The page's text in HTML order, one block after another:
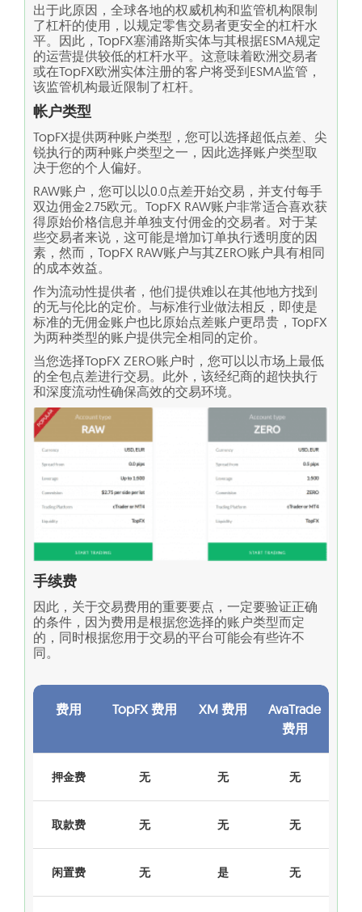
出于此原因，全球各地的权威机构和监管机构限制
了杠杆的使用，以规定零售交易者更安全的杠杆水
平。因此，TopFX塞浦路斯实体与其根据ESMA规定
的运营提供较低的杠杆水平。这意味着欧洲交易者
或在TopFX欧洲实体注册的客户将受到ESMA监管，
该监管机构最近限制了杠杆。
帐户类型
TopFX提供两种账户类型，您可以选择超低点差、尖
锐执行的两种账户类型之一，因此选择账户类型取
决于您的个人偏好。
RAW账户，您可以以0.0点差开始交易，并支付每手
双边佣金2.75欧元。TopFX RAW账户非常适合喜欢获
得原始价格信息并单独支付佣金的交易者。对于某
些交易者来说，这可能是增加订单执行透明度的因
素，然而，TopFX RAW账户与其ZERO账户具有相同
的成本效益。
作为流动性提供者，他们提供难以在其他地方找到
的无与伦比的定价。与标准行业做法相反，即使是
标准的无佣金账户也比原始点差账户更昂贵，TopFX
为两种类型的账户提供完全相同的定价。
当您选择TopFX ZERO账户时，您可以以市场上最低
的全包点差进行交易。此外，该经纪商的超快执行
和深度流动性确保高效的交易环境。
手续费
因此，关于交易费用的重要要点，一定要验证正确
的条件，因为费用是根据您选择的账户类型而定
的，同时根据您用于交易的平台可能会有些许不
同。
费用 TopFX 费用 XM 费用
AvaTrade
费用
押金费 无 无 无
取款费 无 无 无
闲置费 无 是 无